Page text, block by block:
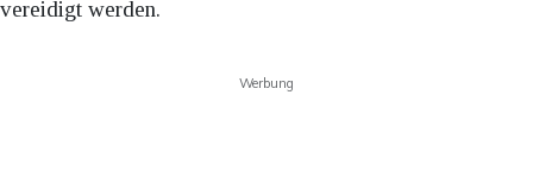
vereidigt werden.
Werbung